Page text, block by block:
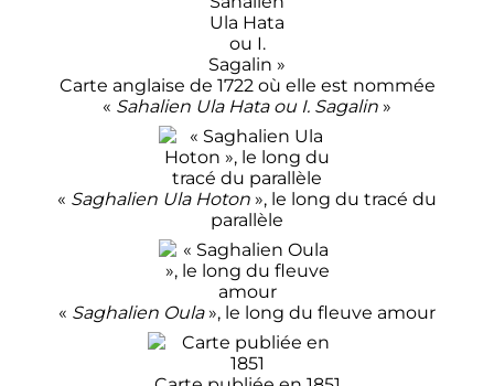
Carte anglaise de 1722 où elle est nommée
« Sahalien Ula Hata ou I. Sagalin »
« Saghalien Ula Hoton », le long du tracé du
parallèle
« Saghalien Oula », le long du fleuve amour